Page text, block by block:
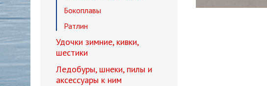
Бокоплавы
Ратлин
Удочки зимние, кивки,
шестики
Ледобуры, шнеки, пилы и
аксессуары к ним